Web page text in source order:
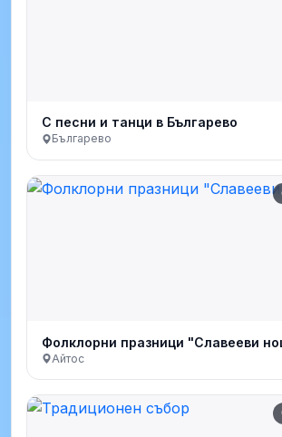
С песни и танци в Българево
Българево
Фолклорни празници "Славееви
Айтос